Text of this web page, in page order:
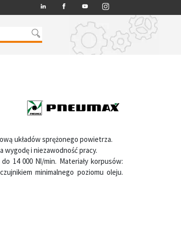
LINKEDIN FACEBOOKYT INSTAGRAM
układów sprężonego powietrza.
wygodę i niezawodność pracy.
14 000 Nl/min. Materiały korpusów:
minimalnego poziomu oleju.